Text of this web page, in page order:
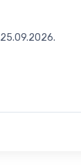
25.09.2026.